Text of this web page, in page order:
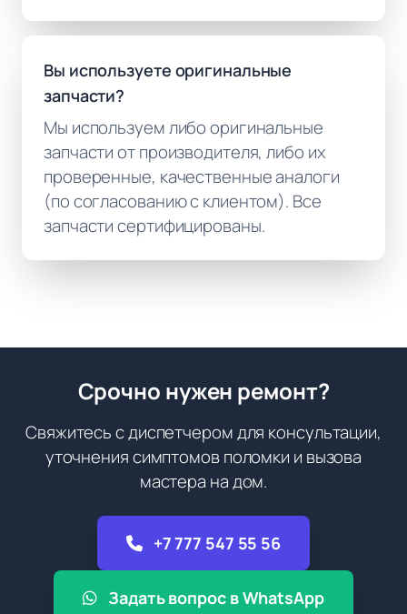
Вы используете оригинальные
запчасти?
Мы используем либо оригинальные
запчасти от производителя, либо их
проверенные, качественные аналоги
(по согласованию с клиентом). Все
запчасти сертифицированы.
Срочно нужен ремонт?
Свяжитесь с диспетчером для консультации,
уточнения симптомов поломки и вызова
мастера на дом.
+7 777 547 55 56
Задать вопрос в WhatsApp